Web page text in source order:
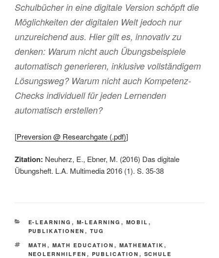
Schulbücher in eine digitale Version schöpft die
Möglichkeiten der digitalen Welt jedoch nur
unzureichend aus. Hier gilt es, innovativ zu
denken: Warum nicht auch Übungsbeispiele
automatisch generieren, inklusive vollständigem
Lösungsweg? Warum nicht auch Kompetenz-
Checks individuell für jeden Lernenden
automatisch erstellen?
[Preversion @ Researchgate (.pdf)]
Zitation: Neuherz, E., Ebner, M. (2016) Das digitale
Übungsheft. L.A. Multimedia 2016 (1). S. 35-38
KATEGORIEN
E-LEARNING , M-LEARNING , MOBIL ,
PUBLIKATIONEN , TUG
SCHLAGWÖRTER
MATH , MATH EDUCATION , MATHEMATIK ,
NEOLERNHILFEN , PUBLICATION , SCHULE